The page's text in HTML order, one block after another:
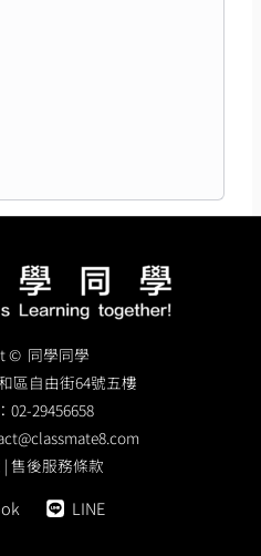
© 同學同學
區自由街64號五樓
02-29456658
| 售後服務條款
LINE